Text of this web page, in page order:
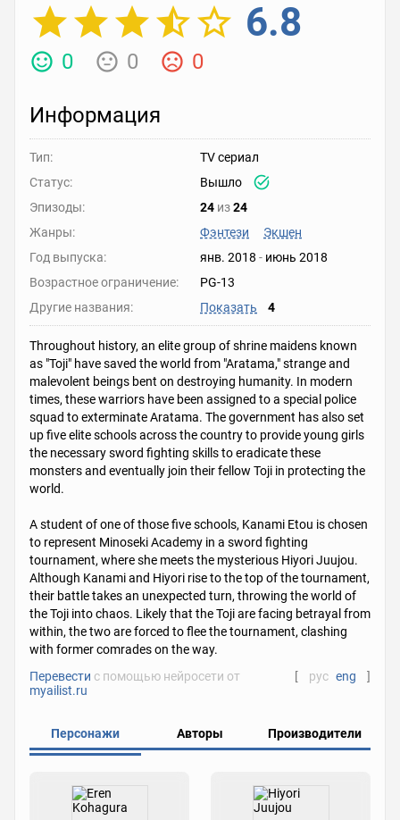
6.8
0 0 0
Информация
Тип:
TV сериал
Статус:
Вышло
Эпизоды:
24 из24
Жанры:
Фэнтези
Экшен
Год выпуска:
янв. 2018 - июнь 2018
Возрастное ограничение:
PG-13
Другие названия:
Показать 4
Throughout history, an elite group of shrine maidens known
as "Toji" have saved the world from "Aratama," strange and
malevolent beings bent on destroying humanity. In modern
times, these warriors have been assigned to a special police
squad to exterminate Aratama. The government has also set
up five elite schools across the country to provide young girls
the necessary sword fighting skills to eradicate these
monsters and eventually join their fellow Toji in protecting the
world.
A student of one of those five schools, Kanami Etou is chosen
to represent Minoseki Academy in a sword fighting
tournament, where she meets the mysterious Hiyori Juujou.
Although Kanami and Hiyori rise to the top of the tournament,
their battle takes an unexpected turn, throwing the world of
the Toji into chaos. Likely that the Toji are facing betrayal from
within, the two are forced to flee the tournament, clashing
with former comrades on the way.
Перевести с помощью нейросети от
myailist.ru
[ рус eng ]
Персонажи Авторы Производители